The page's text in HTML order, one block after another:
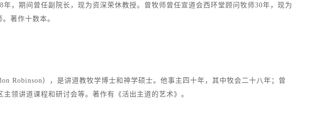
，期间曾任副院长，现为资深荣休教授。曾牧师曾任宣道会西环堂顾问牧师30年，现为
著作十数本。
Robinson），是讲道教牧学博士和神学硕士。他事主四十年，其中牧会二十八年；曾
领讲道课程和研讨会等。著作有《活出主道的艺术》。